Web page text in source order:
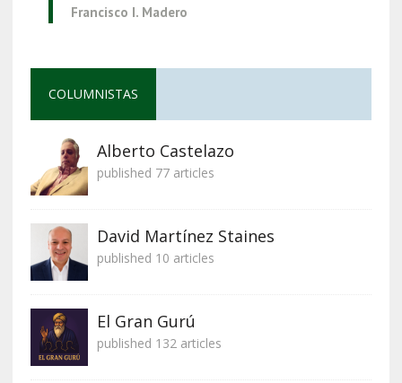
Francisco I. Madero
COLUMNISTAS
Alberto Castelazo
published 77 articles
David Martínez Staines
published 10 articles
El Gran Gurú
published 132 articles